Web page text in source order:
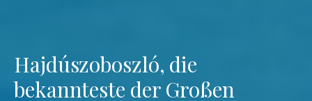
Hajdúszoboszló, die
bekannteste der Großen